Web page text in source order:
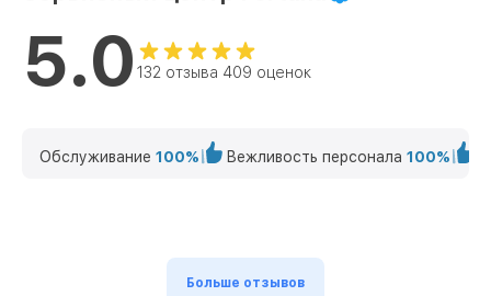
5.0 132 отзыва 409 оценок
Обслуживание 100% Вежливость персонала 100%
Больше отзывов